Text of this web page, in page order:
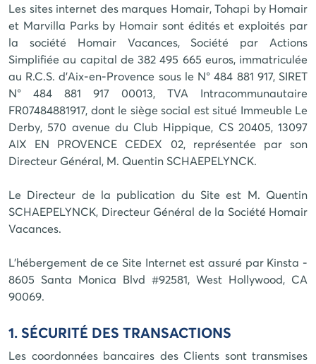
Les sites internet des marques Homair, Tohapi by Homair
et Marvilla Parks by Homair sont édités et exploités par
la société Homair Vacances, Société par Actions
Simplifiée au capital de 382 495 665 euros, immatriculée
au R.C.S. d'Aix-en-Provence sous le N° 484 881 917, SIRET
N° 484 881 917 00013, TVA Intracommunautaire
FR07484881917, dont le siège social est situé Immeuble Le
Derby, 570 avenue du Club Hippique, CS 20405, 13097
AIX EN PROVENCE CEDEX 02, représentée par son
Directeur Général, M. Quentin SCHAEPELYNCK.
Le Directeur de la publication du Site est M. Quentin
SCHAEPELYNCK, Directeur Général de la Société Homair
Vacances.
L'hébergement de ce Site Internet est assuré par Kinsta -
8605 Santa Monica Blvd #92581, West Hollywood, CA
90069.
1. SÉCURITÉ DES TRANSACTIONS
Les coordonnées bancaires des Clients sont transmises